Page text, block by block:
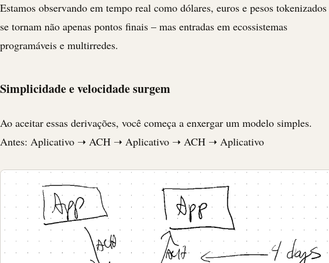
Estamos observando em tempo real como dólares, euros e pesos tokenizados
se tornam não apenas pontos finais – mas entradas em ecossistemas
programáveis e multirredes.
Simplicidade e velocidade surgem
Ao aceitar essas derivações, você começa a enxergar um modelo simples.
Antes: Aplicativo ➝ ACH ➝ Aplicativo ➝ ACH ➝ Aplicativo